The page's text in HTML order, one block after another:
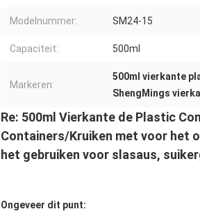
Modelnummer: SM24-15
Capaciteit: 500ml
Markeren:
500ml vierkante
ShengMings
Re: 500ml Vierkante de Plastic
Containers/Kruiken met voor het
het gebruiken voor slasaus,
Ongeveer dit punt: